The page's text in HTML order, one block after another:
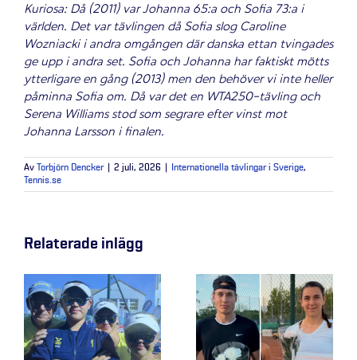
Kuriosa: Då (2011) var Johanna 65:a och Sofia 73:a i
världen. Det var tävlingen då Sofia slog Caroline
Wozniacki i andra omgången där danska ettan tvingades
ge upp i andra set. Sofia och Johanna har faktiskt mötts
ytterligare en gång (2013) men den behöver vi inte heller
påminna Sofia om. Då var det en WTA250-tävling och
Serena Williams stod som segrare efter vinst mot
Johanna Larsson i finalen.
Av Torbjörn Dencker 2 juli, 2026 Internationella tävlingar i Sverige,
Tennis.se
Relaterade inlägg